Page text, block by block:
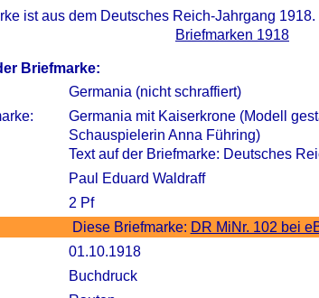
ist aus dem Deutsches Reich-Jahrgang
Briefmarken 1918
Briefmarke:
Germania (nicht schraffiert)
Germania mit Kaiserkrone (Modell
Schauspielerin Anna Führing)
Text auf der Briefmarke: Deutsches
Paul Eduard Waldraff
2 Pf
Diese Briefmarke: DR MiNr. 102 bei
01.10.1918
Buchdruck